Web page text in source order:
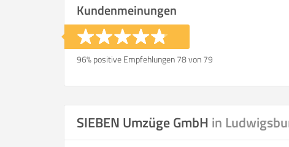
Kundenmeinungen
96% positive Empfehlungen 78 von 79
SIEBEN Umzüge GmbH in